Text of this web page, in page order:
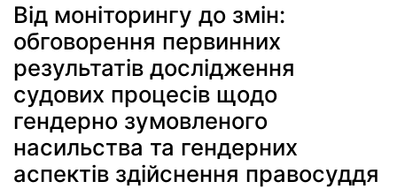
Від моніторингу до змін:
обговорення первинних
результатів дослідження
судових процесів щодо
гендерно зумовленого
насильства та гендерних
аспектів здійснення правосуддя